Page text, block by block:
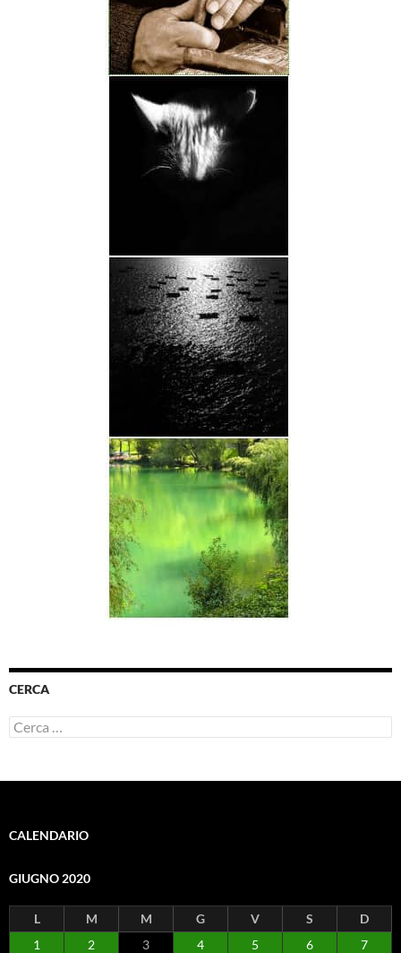
CERCA
Ricerca
per:
CALENDARIO
GIUGNO 2020
L M M G V S
D
1
2 3 4 5 6
7